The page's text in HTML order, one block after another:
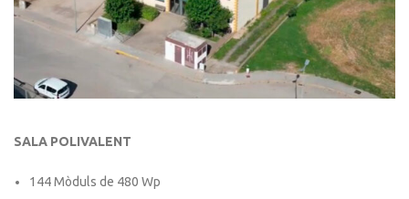
SALA POLIVALENT
144 Mòduls de 480 Wp